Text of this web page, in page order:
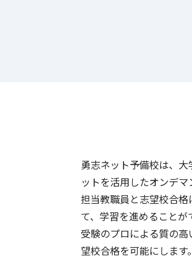
勇志ネット予備校は、
ットを活用したオンデ
担当教職員と志望校合
て、学習を進めることが
受験のプロによる質の
望校合格を可能にします。